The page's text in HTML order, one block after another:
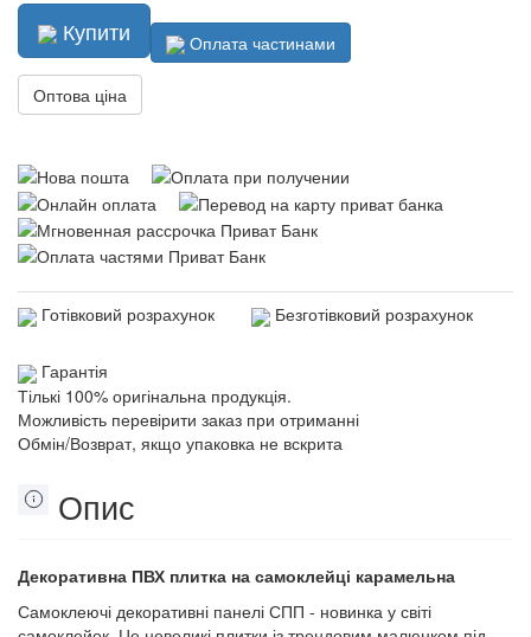
Купити Оплата частинами
Оптова ціна
Готівковий розрахунок Безготівковий розрахунок
Гарантія
Тількі 100% оригінальна продукція.
Можливість перевірити заказ при отриманні
Обмін/Возврат, якщо упаковка не вскрита
Опис
Декоративна ПВХ плитка на самоклейці карамельна
Самоклеючі декоративні панелі СПП - новинка у світі